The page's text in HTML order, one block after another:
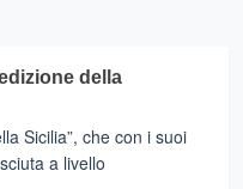
della
Sicilia”, che con i suoi
a livello